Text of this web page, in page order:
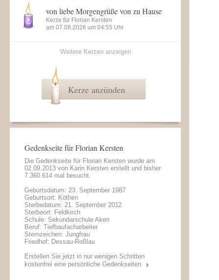
von liebe Morgengrüße von zu Hause
Kerze für Florian Kersten
am 07.08.2026 um 04:55 Uhr
Weitere Kerzen anzeigen
Kerze anzünden
Gedenkseite für Florian Kersten
Die Gedenkseite für Florian Kersten wurde am
02.09.2013 von Karin Kersten erstellt und bisher
7.360.614 mal besucht.
Geburtsdatum: 23. September 1987
Geburtsort: Köthen
Sterbedatum: 21. September 2012
Sterbeort: Feldkirch
Schule: Sekundarschule Aken
Beruf: Tiefbaufacharbeiter
Sternzeichen: Jungfrau
Friedhof: Dessau-Roßlau
Erstellen Sie jetzt in nur wenigen Schritten
kostenfrei eine persönliche Gedenkseiten